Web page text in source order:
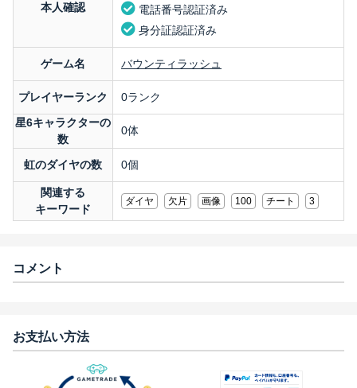
本人確認
電話番号認証済み
身分証認証済み
ゲーム名 バウンティラッシュ
プレイヤーランク
0ランク
星6キャラクターの
数
0体
虹のダイヤの数 0個
関連する
キーワード
ダイヤ 欠片 画像 100 チート 3
コメント
お支払い方法